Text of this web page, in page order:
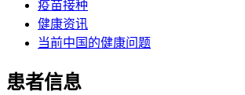
疫苗接种
健康资讯
当前中国的健康问题
患者信息